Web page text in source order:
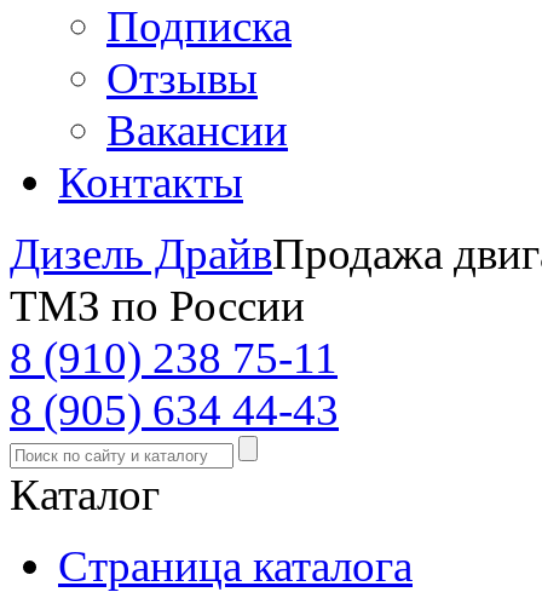
Подписка
Отзывы
Вакансии
Контакты
Дизель ДрайвПродажа
ТМЗ по России
8 (910) 238 75-11
8 (905) 634 44-43
Каталог
Страница каталога